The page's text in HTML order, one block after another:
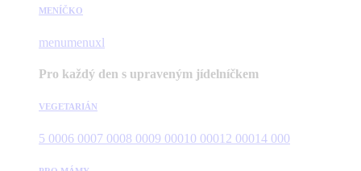
MENÍČKO
menumenuxl
Pro každý den s upraveným jídelníčkem
VEGETARIÁN
5 0006 0007 0008 0009 00010 00012 00014 000